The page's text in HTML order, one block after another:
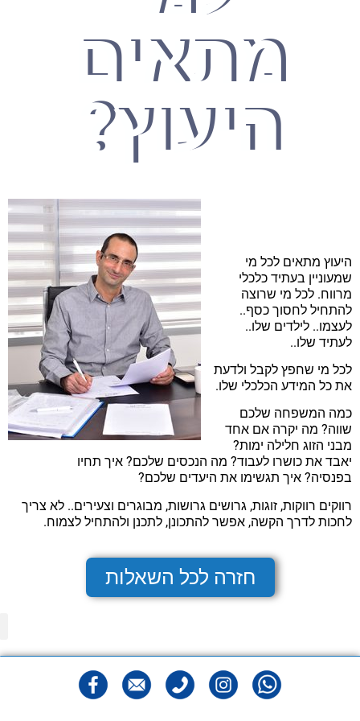
מתאים
היעוץ?
היעוץ מתאים לכל מי
שמעוניין בעתיד כלכלי
מרווח. לכל מי שרוצה
להתחיל לחסוך כסף..
לעצמו.. לילדים שלו..
לעתיד שלו..
לכל מי שחפץ לקבל ולדעת
את כל המידע הכלכלי שלו.
כמה המשפחה שלכם
שווה? מה יקרה אם אחד
מבני הזוג חלילה ימות?
יאבד את כושרו לעבוד? מה הנכסים שלכם? איך תחיו
בפנסיה? איך תגשימו את היעדים שלכם?
רווקים רווקות, זוגות, גרושים גרושות, מבוגרים וצעירים.. לא צריך
לחכות לדרך הקשה, אפשר להתכונן, לתכנן ולהתחיל לצמוח.
חזרה לכל השאלות